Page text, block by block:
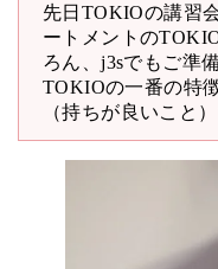
先日TOKIOの講習
ートメントの
ろん、j3sでもご準
TOKIOの一番の特
（持ちが良いこと）